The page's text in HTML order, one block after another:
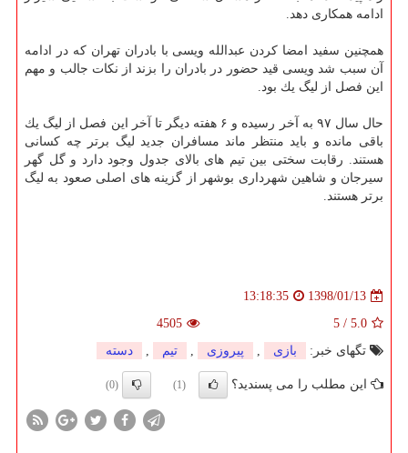
ادامه همكاری دهد.
همچنین سفید امضا كردن عبدالله ویسی با بادران تهران كه در ادامه
آن سبب شد ویسی قید حضور در بادران را بزند از نكات جالب و مهم
این فصل از لیگ یك بود.
حال سال ۹۷ به آخر رسیده و ۶ هفته دیگر تا آخر این فصل از لیگ یك
باقی مانده و باید منتظر ماند مسافران جدید لیگ برتر چه كسانی
هستند. رقابت سختی بین تیم های بالای جدول وجود دارد و گل گهر
سیرجان و شاهین شهرداری بوشهر از گزینه های اصلی صعود به لیگ
برتر هستند.
1398/01/13
13:18:35
5.0
/
5
4505
تگهای خبر:
بازی , پیروزی , تیم , دسته
این مطلب را می پسندید؟ (1)
(0)